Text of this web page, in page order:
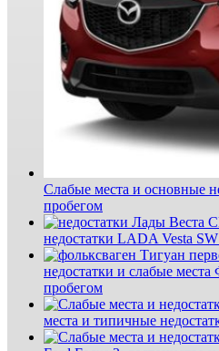
Слабые места и основные
пробегом
недостатки LADA Vesta
недостатки и слабые
пробегом
места и типичные